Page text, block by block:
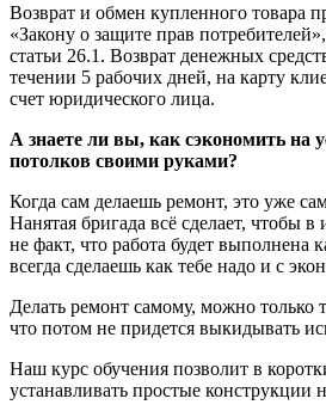
Возврат и обмен купленного товара
«Закону о защите прав
статьи 26.1. Возврат денежных
течении 5 рабочих дней, на карту
счет юридического лица.
А знаете ли вы, как сэкономить на
потолков своими руками?
Когда сам делаешь ремонт, это уже
Нанятая бригада всё сделает, чтобы в
не факт, что работа будет выполнена
всегда сделаешь как тебе надо и с
Делать ремонт самому, можно только
что потом не придется выкидывать
Наш курс обучения позволит в
устанавливать простые конструкции